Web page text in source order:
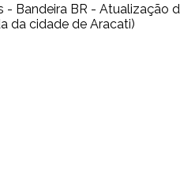
- Bandeira BR - Atualização
da cidade de Aracati)